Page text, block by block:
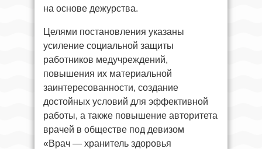
на основе дежурства.
Целями постановления указаны
усиление социальной защиты
работников медучреждений,
повышения их материальной
заинтересованности, создание
достойных условий для эффективной
работы, а также повышение авторитета
врачей в обществе под девизом
«Врач — хранитель здоровья